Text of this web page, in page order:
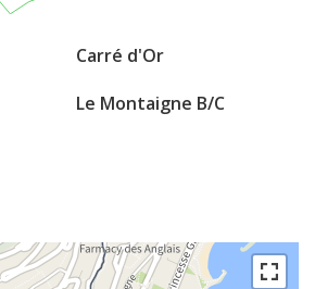
Carré d'Or
Le Montaigne B/C